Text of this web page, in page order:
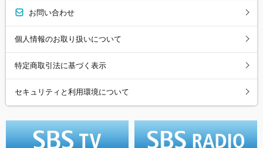
お問い合わせ
個人情報のお取り扱いについて
特定商取引法に基づく表示
セキュリティと利用環境について